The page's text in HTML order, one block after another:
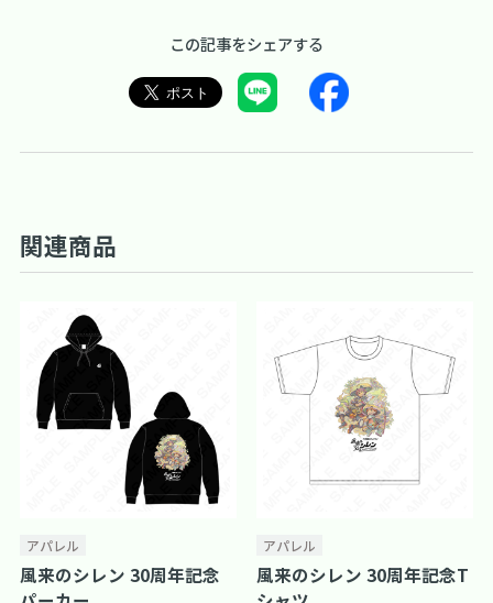
この記事をシェアする
関連商品
アパレル
風来のシレン 30周年記念
アパレル
風来のシレン 30周年記念T